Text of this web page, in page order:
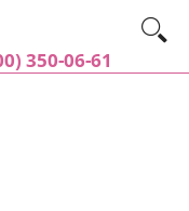
350-06-61